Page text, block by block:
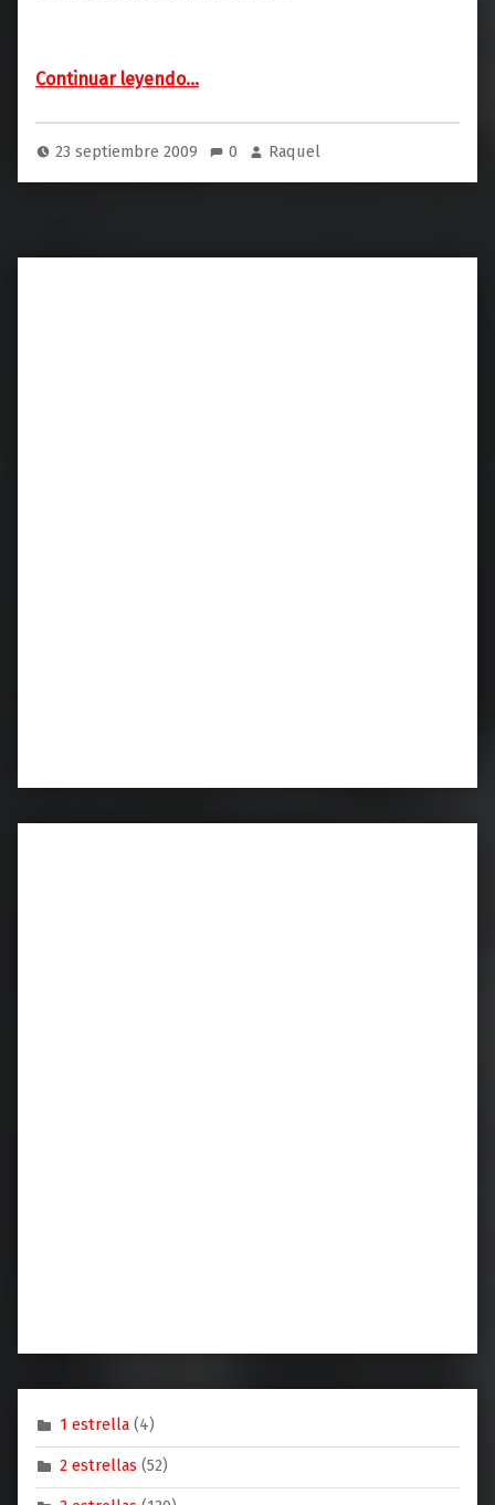
Continuar leyendo…
23 septiembre 2009 0 Raquel
1 estrella (4)
2 estrellas (52)